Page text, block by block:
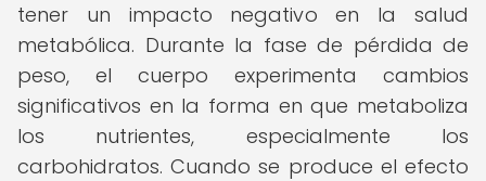
tener un impacto negativo en la salud
metabólica. Durante la fase de pérdida de
peso, el cuerpo experimenta cambios
significativos en la forma en que metaboliza
los nutrientes, especialmente los
carbohidratos. Cuando se produce el efecto